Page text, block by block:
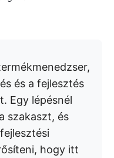
és a fejlesztés
Egy lépésnél
szakaszt, és
hogy itt